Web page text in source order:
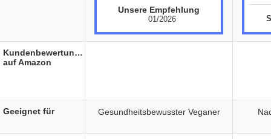
Unsere Empfehlung
01/2026
Gesundheitsbewusster Veganer
Kundenbewertungen
auf Amazon
Geeignet für